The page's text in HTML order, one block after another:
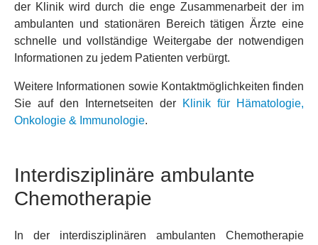
der Klinik wird durch die enge Zusammenarbeit der im
ambulanten und stationären Bereich tätigen Ärzte eine
schnelle und vollständige Weitergabe der notwendigen
Informationen zu jedem Patienten verbürgt.
Weitere Informationen sowie Kontaktmöglichkeiten finden
Sie auf den Internetseiten der
Klinik für Hämatologie,
Onkologie & Immunologie.
Interdisziplinäre ambulante
Chemotherapie
In der interdisziplinären ambulanten Chemotherapie